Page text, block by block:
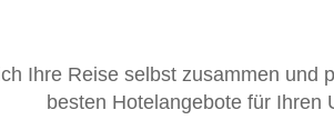
Ihre Reise selbst zusammen und
besten Hotelangebote für Ihren